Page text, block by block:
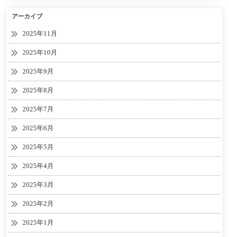
アーカイブ
2025年11月
2025年10月
2025年9月
2025年8月
2025年7月
2025年6月
2025年5月
2025年4月
2025年3月
2025年2月
2025年1月